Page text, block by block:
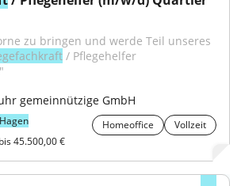
zu bringen und werde Teil unseres
/ Pflegehelfer
gemeinnützige GmbH
Hagen Homeoffice
Vollzeit
45.500,00 €